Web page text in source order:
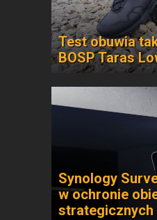
Test obuwia
BOSP Taras
Synology
w ochronie
strategicznych